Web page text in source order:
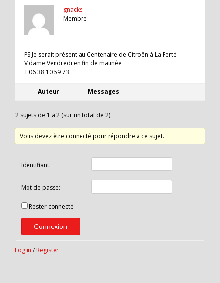
gnacks
Membre
PS Je serait présent au Centenaire de Citroën à La Ferté
Vidame Vendredi en fin de matinée
T 06 38 10 59 73
Auteur Messages
2 sujets de 1 à 2 (sur un total de 2)
Vous devez être connecté pour répondre à ce sujet.
Identifiant:
Mot de passe:
Rester connecté
Connexion
Log in / Register